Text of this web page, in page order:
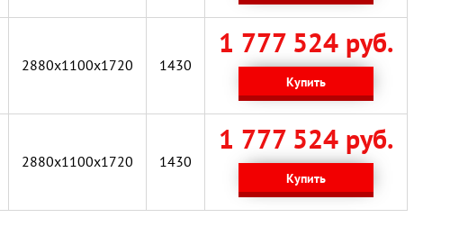
2880x1100x1720 1430
1 777 524 руб.
Купить
2880x1100x1720 1430
1 777 524 руб.
Купить